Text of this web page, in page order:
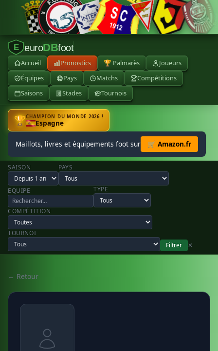
E euroDBfoot
Accueil Pronostics 🏆 Palmarès
Joueurs
Équipes
Pays Matchs
Compétitions
Saisons
Stades Tournois
🏆CHAMPION DU MONDE 2026 !
Espagne
Maillots, livres et équipements foot sur 🛒 Amazon.fr
SAISON PAYS
EQUIPE TYPE
COMPÉTITION
TOURNOI
Filtrer
✕
← Retour